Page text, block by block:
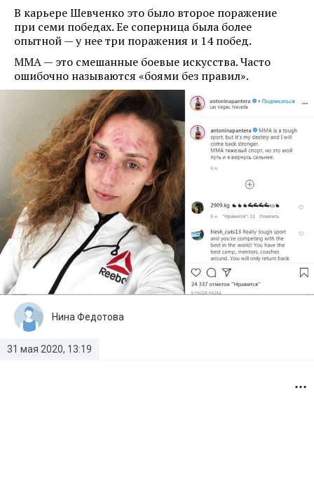
В карьере Шевченко это было второе поражение
при семи победах. Ее соперница была более
опытной — у нее три поражения и 14 побед.
ММА — это смешанные боевые искусства. Часто
ошибочно называются «боями без правил».
31 мая 2020, 13:19
Нина Федотова